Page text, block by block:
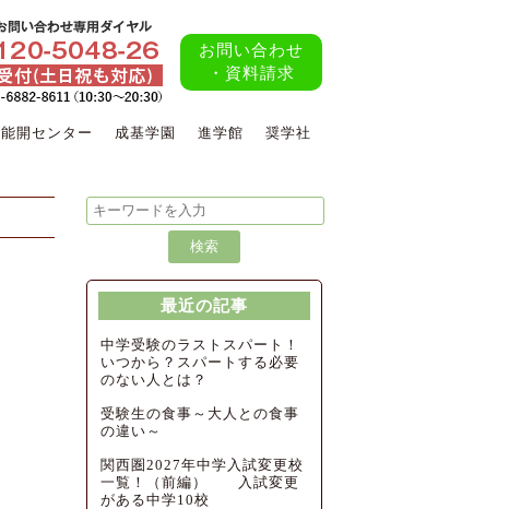
お問い合わせ
・資料請求
能開センター 成基学園 進学館 奨学社
最近の記事
中学受験のラストスパート！
いつから？スパートする必要
のない人とは？
受験生の食事～大人との食事
の違い～
関西圏2027年中学入試変更校
一覧！（前編） 入試変更
がある中学10校